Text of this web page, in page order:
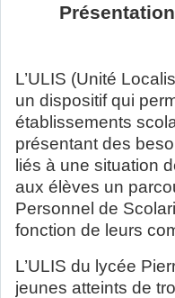
L’ULIS (Unité
un dispositif qui
établissements
présentant des
liés à une situation
aux élèves un
Personnel de
fonction de leurs
L’ULIS du lycée
jeunes atteints de